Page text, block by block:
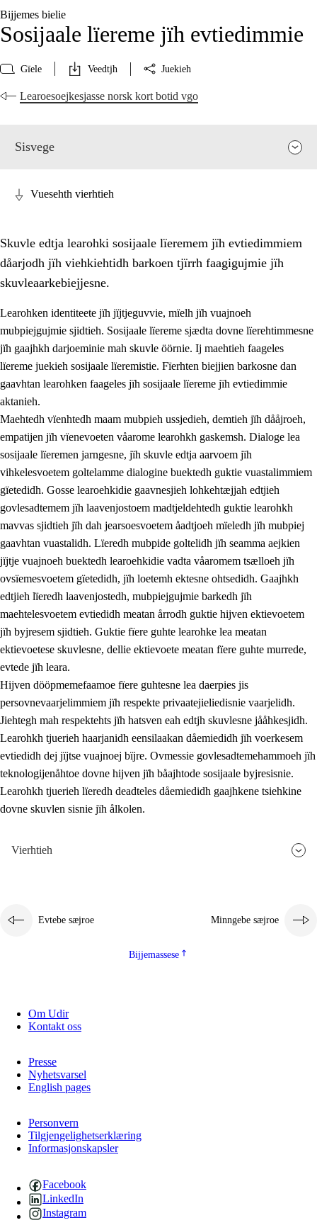
Bijjemes bielie
Sosijaale lïereme jïh evtiedimmie
Gïele Veedtjh Juekieh
Learoesoejkesjasse norsk kort botid vgo
Sisvege
2. Lïeremen, evtiedimmien jïh skearkagimmien prinsihph
2.1
2.2 Maahtoe faagine
2.3 Vihkeles tjiehpiesvoeth
2.4 Lïeredh lïeredh
Dåaresthfaageles teemah
Vuesehth vierhtieh
Skuvle edtja learohki sosijaale lïeremem jïh evtiedimmiem
dåarjodh jïh viehkiehtidh barkoen tjïrrh faagigujmie jïh
skuvleaarkebiejjesne.
Learohken identiteete jïh jïjtjeguvvie, mïelh jïh vuajnoeh
mubpiejgujmie sjidtieh. Sosijaale lïereme sjædta dovne lïerehtimmesne
jïh gaajhkh darjoeminie mah skuvle öörnie. Ij maehtieh faageles
lïereme juekieh sosijaale lïeremistie. Fïerhten biejjien barkosne dan
gaavhtan learohken faageles jïh sosijaale lïereme jïh evtiedimmie
aktanieh.
Maehtedh vïenhtedh maam mubpieh ussjedieh, demtieh jïh dååjroeh,
empatijen jïh vïenevoeten våarome learohkh gaskemsh. Dialoge lea
sosijaale lïeremen jarngesne, jïh skuvle edtja aarvoem jïh
vihkelesvoetem goltelamme dialogine buektedh guktie vuastalimmiem
gïetedidh. Gosse learoehkidie gaavnesjieh lohkehtæjjah edtjieh
govlesadtemem jïh laavenjostoem madtjeldehtedh guktie learohkh
mavvas sjidtieh jïh dah jearsoesvoetem åadtjoeh mïeledh jïh mubpiej
gaavhtan vuastalidh. Lïeredh mubpide goltelidh jïh seamma aejkien
jïjtje vuajnoeh buektedh learoehkidie vadta våaromem tsælloeh jïh
ovsïemesvoetem gïetedidh, jïh loetemh ektesne ohtsedidh. Gaajhkh
edtjieh lïeredh laavenjostedh, mubpiejgujmie barkedh jïh
maehtelesvoetem evtiedidh meatan årrodh guktie hijven ektievoetem
jïh byjresem sjidtieh. Guktie fïere guhte learohke lea meatan
ektievoetese skuvlesne, dellie ektievoete meatan fïere guhte murrede,
evtede jïh leara.
Hijven dööpmemefaamoe fïere guhtesne lea daerpies jis
persovnevaarjelimmiem jïh respekte privaatejieliedisnie vaarjelidh.
Jiehtegh mah respektehts jïh hatsven eah edtjh skuvlesne jååhkesjidh.
Learohkh tjuerieh haarjanidh eensilaakan dåemiedidh jïh voerkesem
evtiedidh dej jïjtse vuajnoej bïjre. Ovmessie govlesadtemehammoeh jïh
teknologijenåhtoe dovne hijven jïh båajhtode sosijaale byjresisnie.
Learohkh tjuerieh lïeredh deadteles dåemiedidh gaajhkene tsiehkine
dovne skuvlen sisnie jïh ålkolen.
Vierhtieh
Evtebe sæjroe Minngebe sæjroe
Bijjemassese
Om Udir
Kontakt oss
Presse
Nyhetsvarsel
English pages
Personvern
Tilgjengelighetserklæring
Informasjonskapsler
Facebook
LinkedIn
Instagram